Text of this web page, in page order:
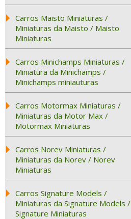
Carros Maisto Miniaturas /
Miniaturas da Maisto / Maisto
Miniaturas
Carros Minichamps Miniaturas /
Miniatura da Minichamps /
Minichamps miniauturas
Carros Motormax Miniaturas /
Miniaturas da Motor Max /
Motormax Miniaturas
Carros Norev Miniaturas /
Miniaturas da Norev / Norev
Miniaturas
Carros Signature Models /
Miniaturas da Signature Models /
Signature Miniaturas